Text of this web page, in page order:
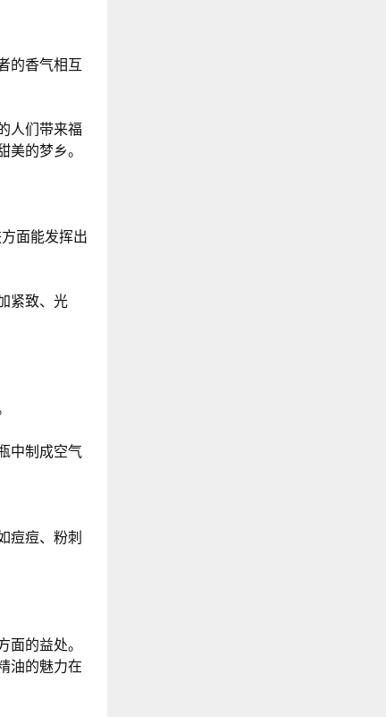
的香气相互
人们带来福
的梦乡。
面能发挥出
紧致、光
中制成空气
痘痘、粉刺
的益处。
油的魅力在